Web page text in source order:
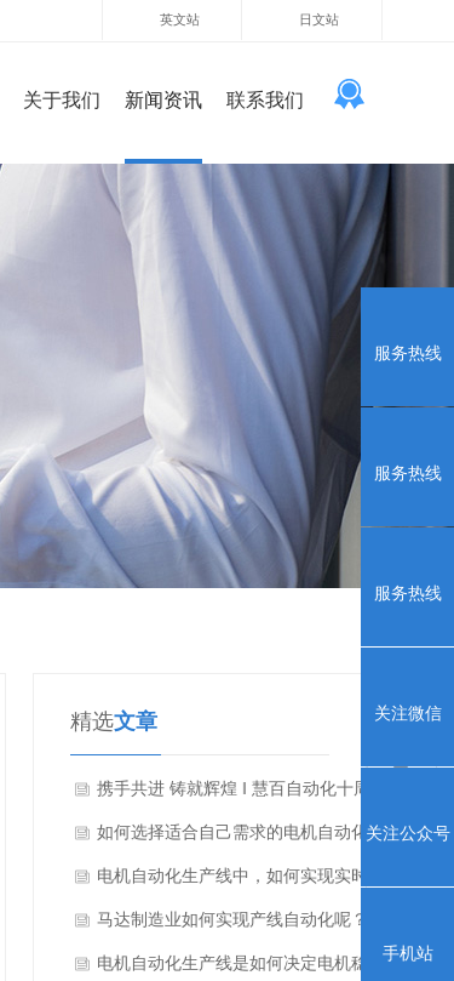
英文站 日文站
关于我们 新闻资讯 联系我们
精选文章
携手共进 铸就辉煌 ‖ 慧百自动化十周年庆
典颁奖活动圆满举行
如何选择适合自己需求的电机自动化生产
线？
电机自动化生产线中，如何实现实时数据
采集与生产过程监控？
马达制造业如何实现产线自动化呢？
电机自动化生产线是如何决定电机稳定快
服务热线
服务热线
服务热线
关注微信
关注公众号
手机站